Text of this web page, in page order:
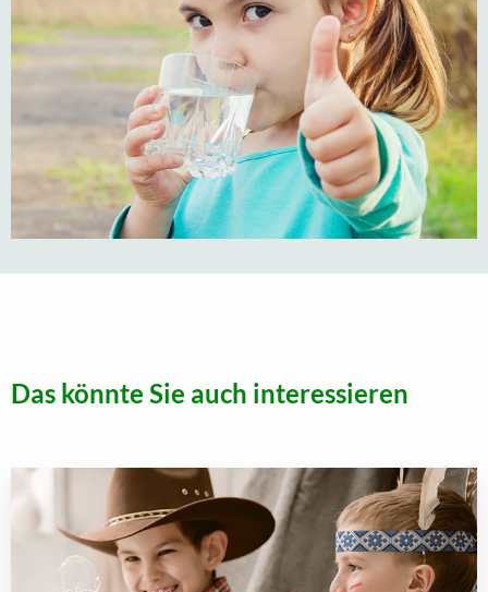
Das könnte Sie auch interessieren